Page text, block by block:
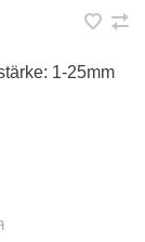
1-25mm